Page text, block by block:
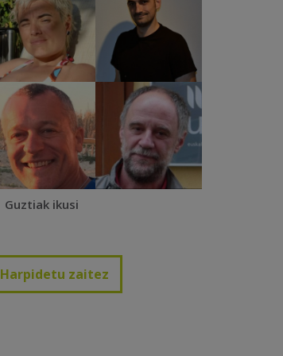
Guztiak ikusi
Harpidetu zaitez